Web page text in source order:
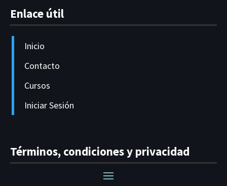
Enlace útil
Inicio
Contacto
Cursos
Iniciar Sesión
Términos, condiciones y privacidad